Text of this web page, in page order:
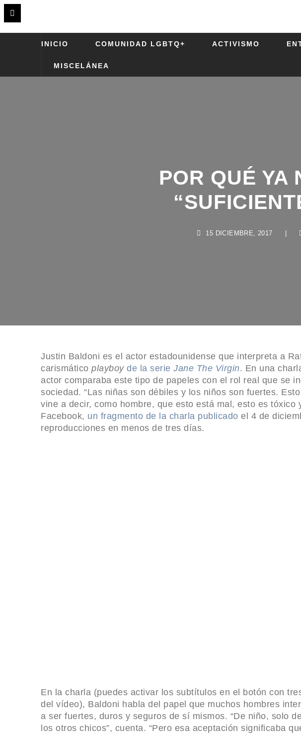
INICIO COMUNIDAD LGBTQ+ ACTIVISMO
MISCELÁNEA
POR QUÉ YA
Justin Baldoni es el actor estadounidense que interpreta a
carismático playboy de la serie Jane The Virgin. En una
actor comparaba este tipo de papeles con el rol real que se
sociedad. “Las niñas son débiles y los niños son fuertes.
vine a decir, como hombre, que esto está mal, esto es tóxico
Facebook, un fragmento de la charla publicado el 4 de
reproducciones en menos de tres días.
En la charla (puedes activar los subtítulos en el botón con
del vídeo), Baldoni habla del papel que muchos hombres
a ser fuertes, duros y seguros de sí mismos. “De niño, solo
los otros chicos”, cuenta. “Pero esa aceptación significaba